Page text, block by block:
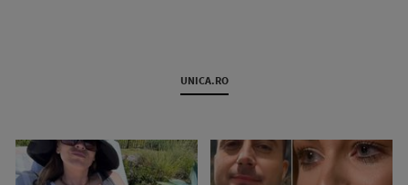
UNICA.RO